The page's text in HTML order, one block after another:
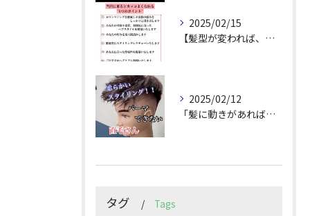
2025/02/15
【髪型が変われば、人生が変わる。
2025/02/12
「髪に動きがあれば印象は変わる！」
タグ Tags